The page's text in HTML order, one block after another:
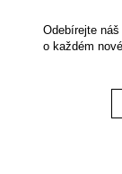
Odebírejte
o každém